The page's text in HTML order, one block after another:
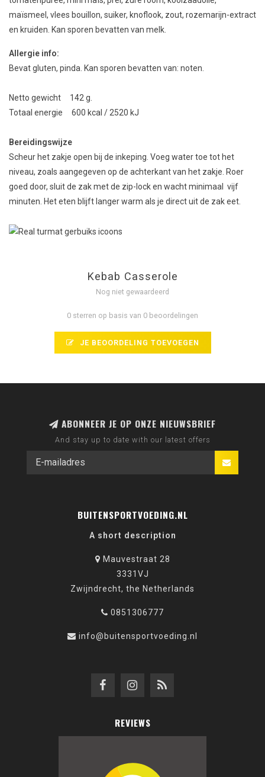
maïsmeel, vlees bouillon, suiker, knoflook, zout, rozemarijn-extract
en kruiden. Kan sporen bevatten van melk.
Allergie info:
Bevat gluten, pinda. Kan sporen bevatten van: noten.
Netto gewicht 142 g.
Totaal energie 600 kcal / 2520 kJ
Bereidingswijze
Scheur het zakje open bij de inkeping. Voeg water toe tot het
niveau, zoals aangegeven op de achterkant van het zakje. Roer
goed door, sluit de zak met de zip-lock en wacht minimaal vijf
minuten. Het eten blijft langer warm als je direct uit de zak eet.
Kebab Casserole
Nog niet gewaardeerd
0 sterren op basis van 0 beoordelingen
JE BEOORDELING TOEVOEGEN
ABONNEER JE OP ONZE NIEUWSBRIEF
And stay up to date with our latest offers
BUITENSPORTVOEDING.NL
A short description
Mauvestraat 28
3331VJ
Zwijndrecht, the Netherlands
0851306777
info@buitensportvoeding.nl
REVIEWS